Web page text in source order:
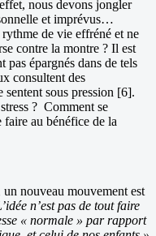
nous devons jongler
et imprévus…
de vie effréné et ne
contre la montre ? Il est
pas épargnés dans de tels
consultent des
sentent sous pression [6].
? Comment se
au bénéfice de la
nouveau mouvement est
n’est pas de tout faire
« normale » par rapport